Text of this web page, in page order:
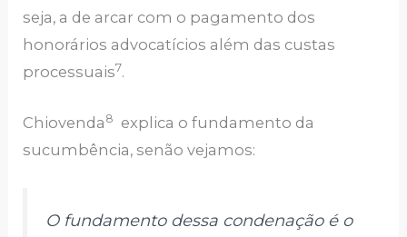
seja, a de arcar com o pagamento dos
honorários advocatícios além das custas
processuais7.
Chiovenda 8
explica o fundamento da
sucumbência, senão vejamos:
O fundamento dessa condenação é o